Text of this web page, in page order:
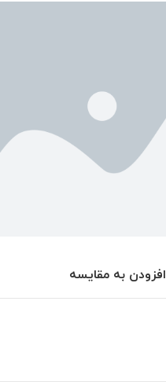
افزودن به مقایسه